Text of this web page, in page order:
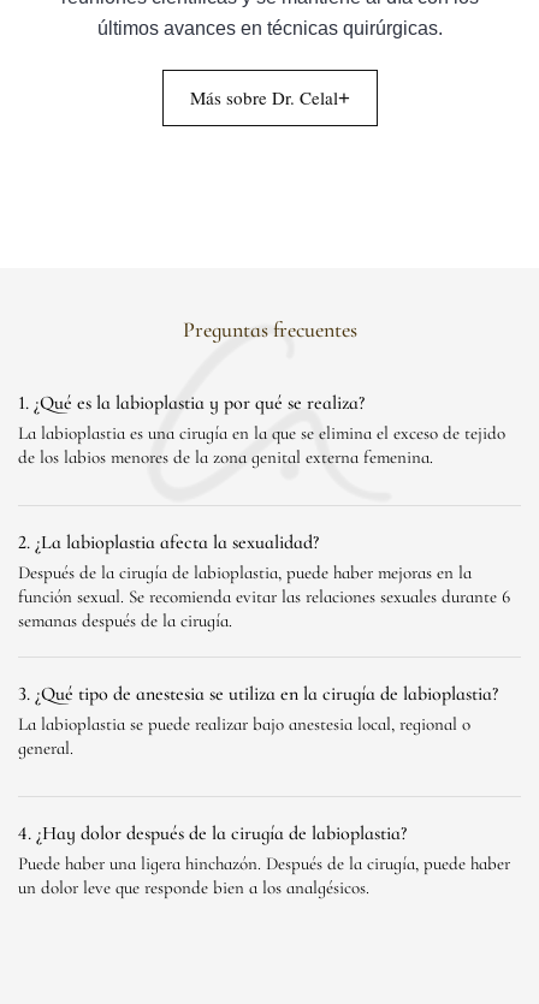
últimos avances en técnicas quirúrgicas.
Más sobre Dr. Celal+
Preguntas frecuentes
1. ¿Qué es la labioplastia y por qué se realiza?
La labioplastia es una cirugía en la que se elimina el exceso de tejido
de los labios menores de la zona genital externa femenina.
2. ¿La labioplastia afecta la sexualidad?
Después de la cirugía de labioplastia, puede haber mejoras en la
función sexual. Se recomienda evitar las relaciones sexuales durante 6
semanas después de la cirugía.
3. ¿Qué tipo de anestesia se utiliza en la cirugía de labioplastia?
La labioplastia se puede realizar bajo anestesia local, regional o
general.
4. ¿Hay dolor después de la cirugía de labioplastia?
Puede haber una ligera hinchazón. Después de la cirugía, puede haber
un dolor leve que responde bien a los analgésicos.